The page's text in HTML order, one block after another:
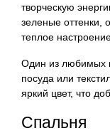
творческую
зеленые оттенки,
теплое
Один из любимых
посуда или
яркий цвет, что
Спальня